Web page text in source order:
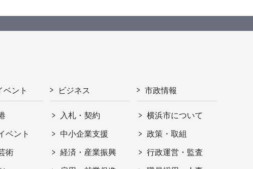
ベント
ベント
術
ビジネス
入札・契約
中小企業支援
経済・産業振興
市政情報
横浜市について
政策・取組
行政運営・監査